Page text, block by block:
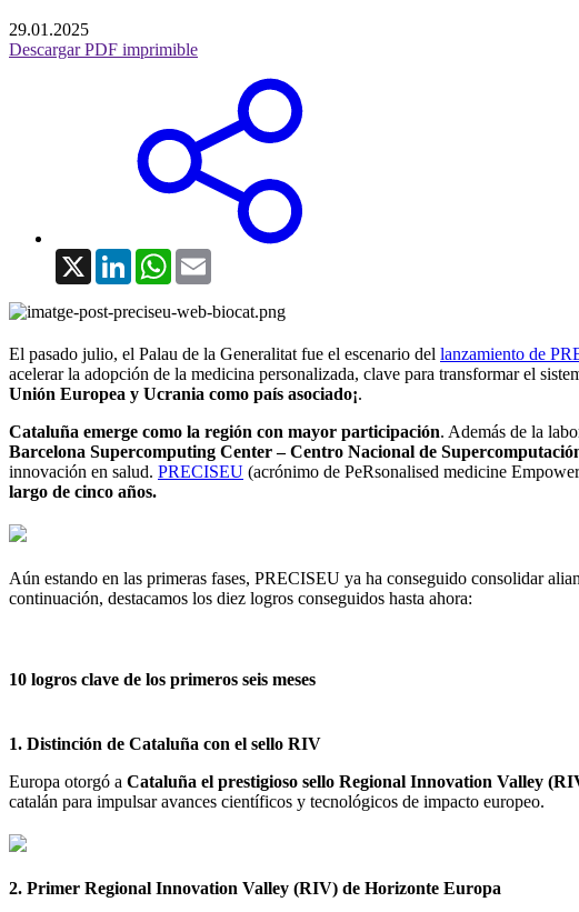
29.01.2025
Descargar PDF imprimible
X LinkedInWhatsApp
El pasado julio, el Palau de la Generalitat fue el escenario del lanzamiento de
acelerar la adopción de la medicina personalizada, clave para transformar el
Unión Europea y Ucrania como país asociado¡.
Cataluña emerge como la región con mayor participación. Además de la
Barcelona Supercomputing Center – Centro Nacional de
innovación en salud. PRECISEU (acrónimo de PeRsonalised medicine
largo de cinco años.
Aún estando en las primeras fases, PRECISEU ya ha conseguido consolidar
continuación, destacamos los diez logros conseguidos hasta ahora:
10 logros clave de los primeros seis meses
1. Distinción de Cataluña con el sello RIV
Europa otorgó a Cataluña el prestigioso sello Regional Innovation Valley
catalán para impulsar avances científicos y tecnológicos de impacto europeo.
2. Primer Regional Innovation Valley (RIV) de Horizonte Europa